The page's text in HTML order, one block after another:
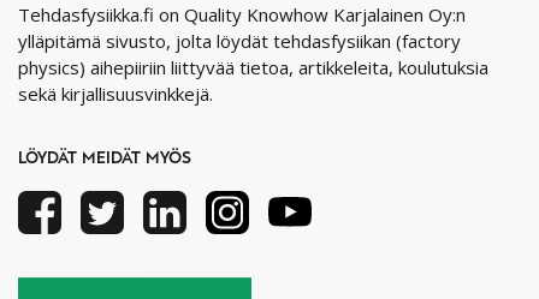
Tehdasfysiikka.fi on Quality Knowhow Karjalainen Oy:n
ylläpitämä sivusto, jolta löydät tehdasfysiikan (factory
physics) aihepiiriin liittyvää tietoa, artikkeleita, koulutuksia
sekä kirjallisuusvinkkejä.
LÖYDÄT MEIDÄT MYÖS
FacebookTwitterLinkedinInstagramYoutube